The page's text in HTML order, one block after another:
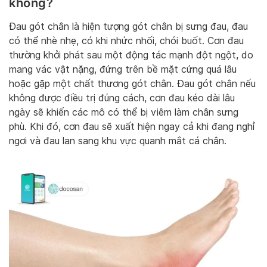
Đau gót chân là hiện tượng gót chân bị sưng đau, đau
có thể nhè nhẹ, có khi nhức nhối, chói buốt. Cơn đau
thường khởi phát sau một động tác mạnh đột ngột, do
mang vác vật nặng, đứng trên bề mặt cứng quá lâu
hoặc gặp một chất thương gót chân. Đau gót chân nếu
không được điều trị đúng cách, cơn đau kéo dài lâu
ngày sẽ khiến các mô có thể bị viêm làm chân sưng
phù. Khi đó, cơn đau sẽ xuất hiện ngay cả khi đang nghỉ
ngơi và đau lan sang khu vực quanh mắt cá chân.